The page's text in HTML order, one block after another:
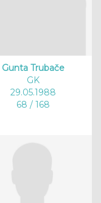
Gunta Trubače
GK
29.05.1988
68 / 168